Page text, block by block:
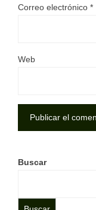
Correo electrónico *
Web
Buscar